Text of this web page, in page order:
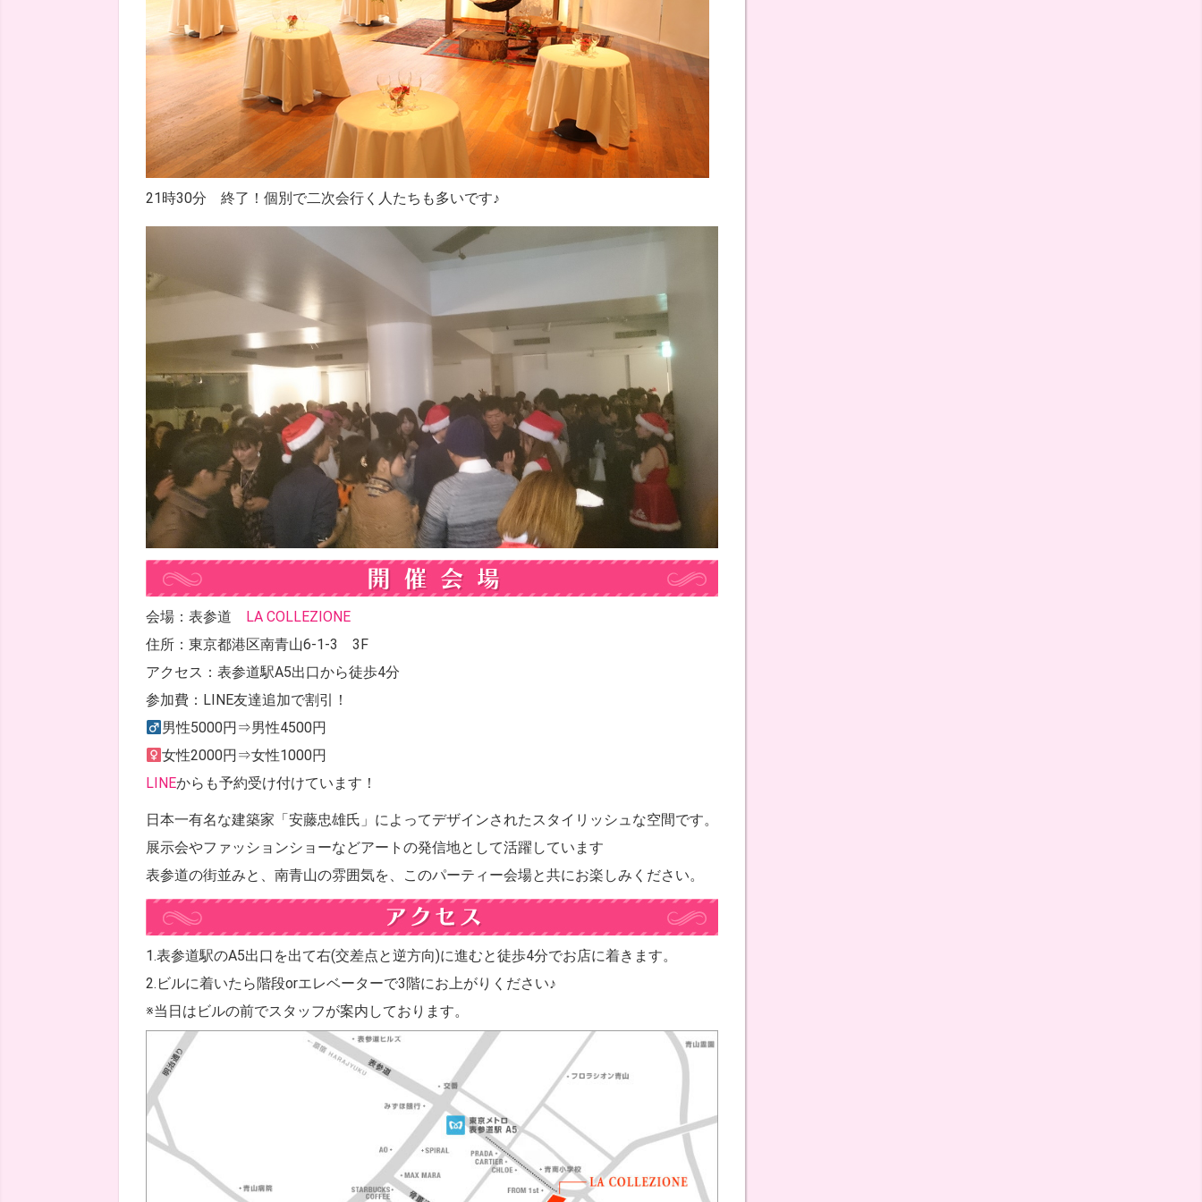
21時30分 終了！個別で二次会行く人たちも多いです♪
会場：表参道
LA COLLEZIONE
住所：東京都港区南青山6-1-3 3F
アクセス：表参道駅A5出口から徒歩4分
参加費：LINE友達追加で割引！
男性5000円⇒男性4500円
女性2000円⇒女性1000円
LINEからも予約受け付けています！
日本一有名な建築家「安藤忠雄氏」によってデザインされたスタイリッシュな空間です。
展示会やファッションショーなどアートの発信地として活躍しています
表参道の街並みと、南青山の雰囲気を、このパーティー会場と共にお楽しみください。
1.表参道駅のA5出口を出て右(交差点と逆方向)に進むと徒歩4分でお店に着きます。
2.ビルに着いたら階段orエレベーターで3階にお上がりください♪
※当日はビルの前でスタッフが案内しております。